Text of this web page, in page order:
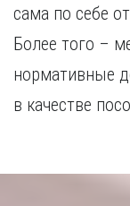
сама по себе
Более того –
нормативные
в качестве